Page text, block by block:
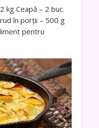
Ceapă – 2 buc.
în porții – 500 g
pentru